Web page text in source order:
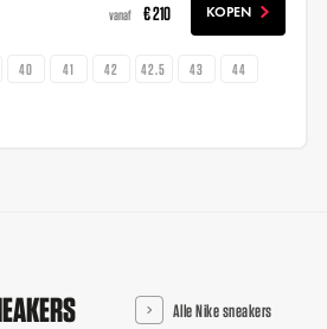
vanaf € 210 KOPEN
40 41 42 42.5 43
44
Alle Nike sneakers